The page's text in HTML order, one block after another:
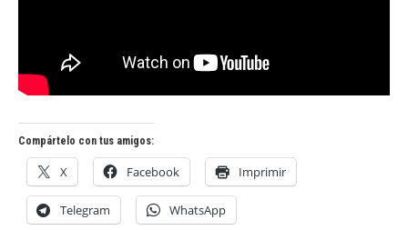
Compártelo con tus amigos:
X Facebook Imprimir
Telegram WhatsApp